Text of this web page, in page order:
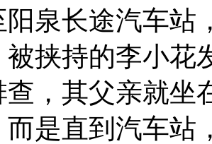
阳泉长途汽车站
被挟持的李小花
查，其父亲就坐
而是直到汽车站